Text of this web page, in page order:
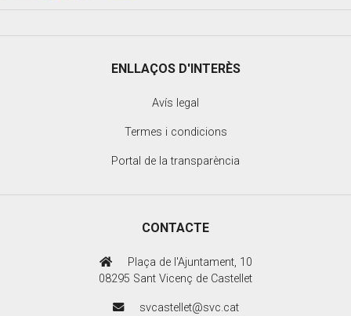
ENLLAÇOS D'INTERÈS
Avís legal
Termes i condicions
Portal de la transparència
CONTACTE
Plaça de l'Ajuntament, 10
08295 Sant Vicenç de Castellet
svcastellet@svc.cat